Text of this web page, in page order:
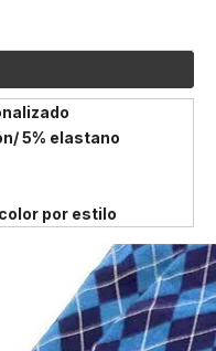
5% elastano
por estilo